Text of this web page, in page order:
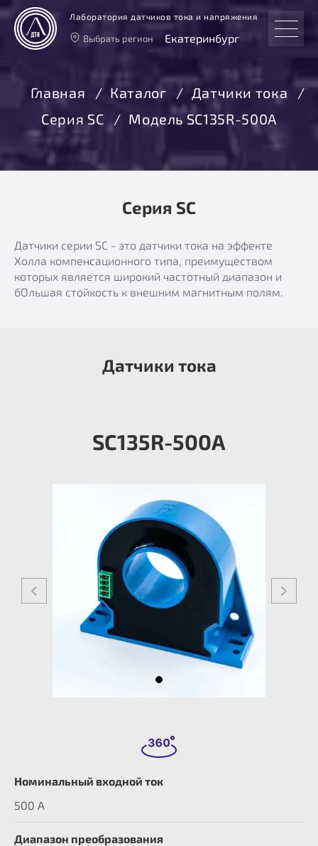
Лаборатория датчиков тока и напряжения
Выбрать регион Екатеринбург
Москва
Санкт-Петербург
Екатеринбург
Новосибирск
Главная Каталог
Датчики тока
Серия SC
Модель SC135R-500A
Серия SC
Датчики серии SC - это датчики тока на эффекте
Холла компенсационного типа, преимуществом
которых является широкий частотный диапазон и
бОльшая стойкость к внешним магнитным полям.
Датчики тока
SC135R-500A
Номинальный входной ток
500 A
Диапазон преобразования